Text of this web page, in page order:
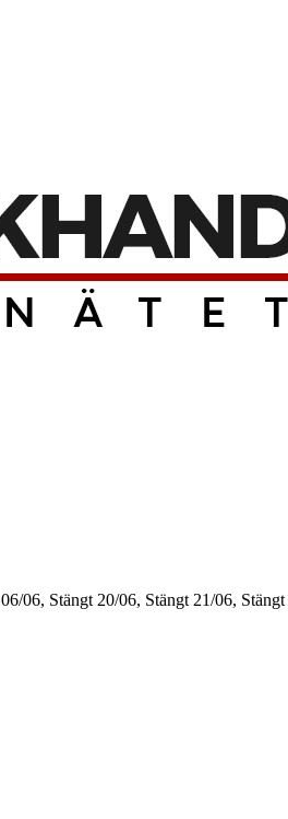
06/06, Stängt 20/06, Stängt 21/06, Stängt